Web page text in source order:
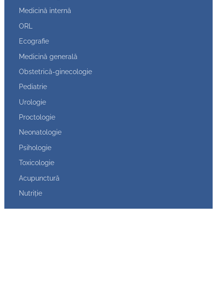
Medicină internă
ORL
Ecografie
Medicină generală
Obstetrică-ginecologie
Pediatrie
Urologie
Proctologie
Neonatologie
Psihologie
Toxicologie
Acupunctură
Nutriție